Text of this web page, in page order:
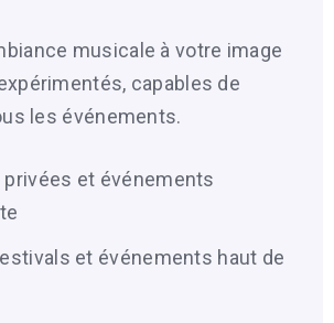
musicale à votre image
capables de
les événements.
privées et événements
et événements haut de